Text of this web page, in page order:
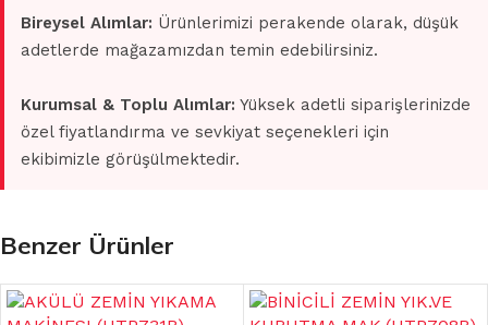
Bireysel Alımlar: Ürünlerimizi perakende olarak, düşük
adetlerde mağazamızdan temin edebilirsiniz.
Kurumsal & Toplu Alımlar: Yüksek adetli siparişlerinizde
özel fiyatlandırma ve sevkiyat seçenekleri için
ekibimizle görüşülmektedir.
Benzer Ürünler